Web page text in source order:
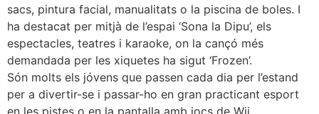
sacs, pintura facial, manualitats o la piscina de boles. I
ha destacat per mitjà de l’espai ‘Sona la Dipu’, els
espectacles, teatres i karaoke, on la cançó més
demandada per les xiquetes ha sigut ‘Frozen’.
Són molts els jóvens que passen cada dia per l’estand
per a divertir-se i passar-ho en gran practicant esport
en les pistes o en la pantalla amb jocs de Wii.